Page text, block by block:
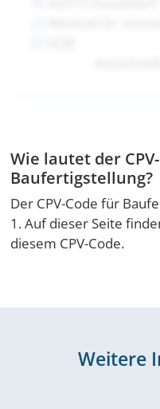
Wie lautet der
Baufertigstellung?
Der CPV-Code für
1. Auf dieser Seite
diesem CPV-Code.
Weitere